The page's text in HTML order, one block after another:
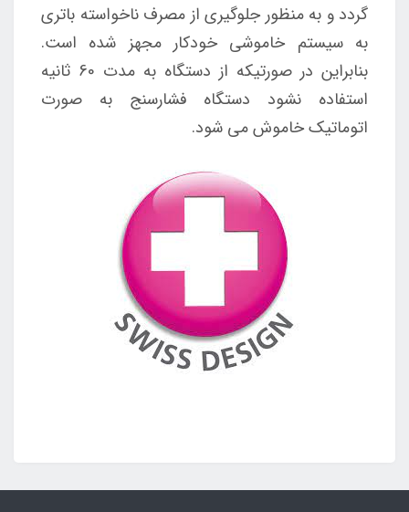
گردد و به منظور جلوگیری از مصرف ناخواسته باتری
به سیستم خاموشی خودکار مجهز شده است.
بنابراین در صورتیکه از دستگاه به مدت 60 ثانیه
استفاده نشود دستگاه فشارسنج به صورت
اتوماتیک خاموش می شود.